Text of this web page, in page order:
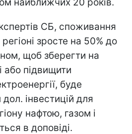
СБ, споживання
зросте на 50% до
щоб зберегти на
або підвищити
буде
дол. інвестицій для
нафтою, газом і
в доповіді.